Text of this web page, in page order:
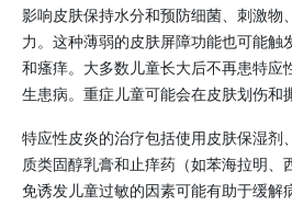
影响皮肤保持水分和预防细菌、刺激物
力。这种薄弱的皮肤屏障功能也可能触
和瘙痒。大多数儿童长大后不再患特应
生患病。重症儿童可能会在皮肤划伤和
特应性皮炎的治疗包括使用皮肤保湿剂
质类固醇乳膏和止痒药（如苯海拉明、
免诱发儿童过敏的因素可能有助于缓解